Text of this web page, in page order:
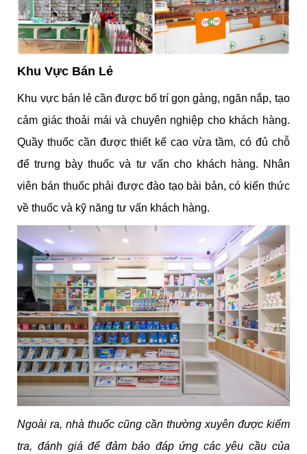
Khu Vực Bán Lẻ
Khu vực bán lẻ cần được bố trí gọn gàng, ngăn nắp, tạo
cảm giác thoải mái và chuyên nghiệp cho khách hàng.
Quầy thuốc cần được thiết kế cao vừa tầm, có đủ chỗ
để trưng bày thuốc và tư vấn cho khách hàng. Nhân
viên bán thuốc phải được đào tạo bài bản, có kiến thức
về thuốc và kỹ năng tư vấn khách hàng.
Ngoài ra, nhà thuốc cũng cần thường xuyên được kiểm
tra, đánh giá để đảm bảo đáp ứng các yêu cầu của